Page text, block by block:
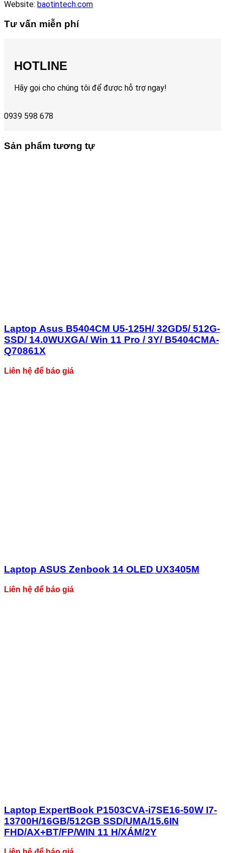
Website: baotintech.com
Tư vấn miễn phí
HOTLINE
Hãy gọi cho chúng tôi để được hỗ trợ ngay!
0939 598 678
Sản phẩm tương tự
Laptop Asus B5404CM U5-125H/ 32GD5/ 512G-
SSD/ 14.0WUXGA/ Win 11 Pro / 3Y/ B5404CMA-
Q70861X
Liên hệ để báo giá
Laptop ASUS Zenbook 14 OLED UX3405M
Liên hệ để báo giá
Laptop ExpertBook P1503CVA-i7SE16-50W I7-
13700H/16GB/512GB SSD/UMA/15.6IN
FHD/AX+BT/FP/WIN 11 H/XÁM/2Y